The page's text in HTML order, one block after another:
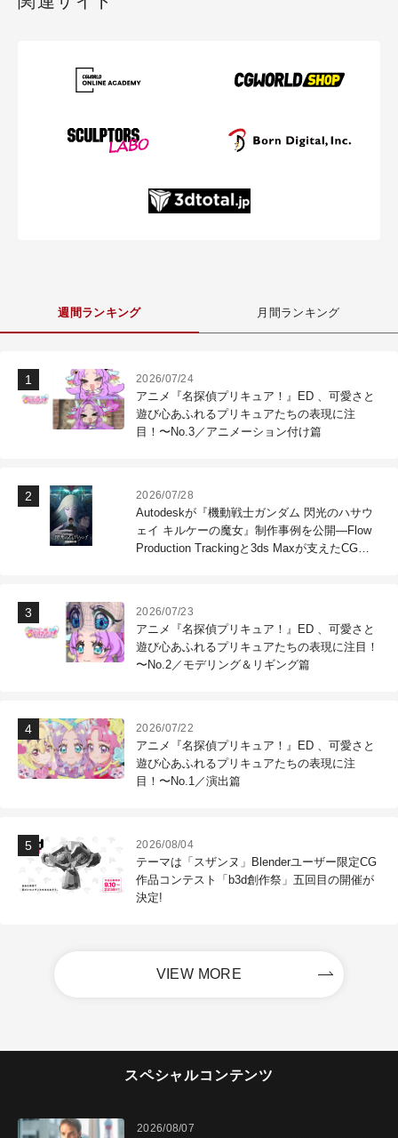
週間ランキング 月間ランキング
2026/07/24
アニメ『名探偵プリキュア！』ED 、可愛さと
遊び心あふれるプリキュアたちの表現に注
目！〜No.3／アニメーション付け篇
2026/07/28
Autodeskが『機動戦士ガンダム 閃光のハサウ
ェイ キルケーの魔女』制作事例を公開―Flow
Production Trackingと3ds Maxが支えたCG制
2026/07/23
アニメ『名探偵プリキュア！』ED 、可愛さと
遊び心あふれるプリキュアたちの表現に注目！
〜No.2／モデリング＆リギング篇
2026/07/22
アニメ『名探偵プリキュア！』ED 、可愛さと
遊び心あふれるプリキュアたちの表現に注
目！〜No.1／演出篇
2026/08/04
テーマは「スザンヌ」Blenderユーザー限定CG
作品コンテスト「b3d創作祭」五回目の開催が
決定!
VIEW MORE
スペシャルコンテンツ
2026/08/07